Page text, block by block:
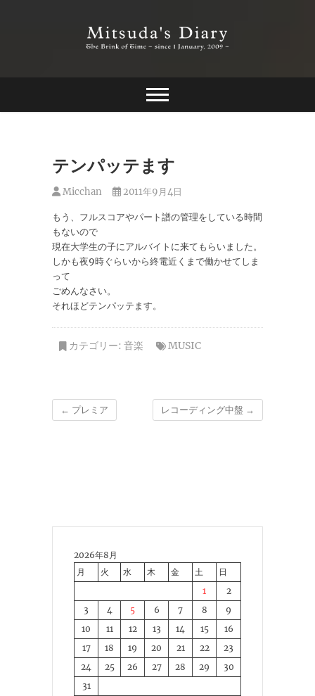
Mitsuda's Diary
テンパッテます
Micchan 2011年9月4日
もう、フルスコアやパート譜の管理をしている時間
もないので
現在大学生の子にアルバイトに来てもらいました。
しかも夜9時ぐらいから終電近くまで働かせてしま
って
ごめんなさい。
それほどテンパッテます。
カテゴリー: 音楽 MUSIC
← プレミア レコーディング中盤 →
2026年8月
月
火 水 木 金 土
日
1
2
3
4 5 6 7 8
9
10
11 12 13 14 15
16
17
18 19 20 21 22
23
24
25 26 27 28 29
30
31